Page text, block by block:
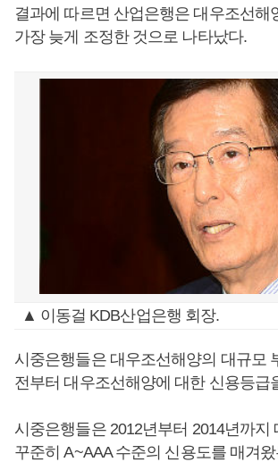
결과에 따르면 산업은행은 대우조선해
가장 늦게 조정한 것으로 나타났다.
▲ 이동걸 KDB산업은행 회장.
시중은행들은 대우조선해양의 대규모
전부터 대우조선해양에 대한 신용등급
시중은행들은 2012년부터 2014년까지
꾸준히 A~AAA 수준의 신용도를 매겨